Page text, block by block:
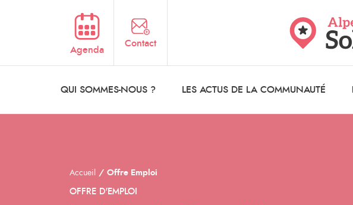
Agenda
Contact
QUI SOMMES-NOUS ? LES ACTUS DE LA COMMUNAUTÉ
Accueil Offre Emploi
OFFRE D'EMPLOI